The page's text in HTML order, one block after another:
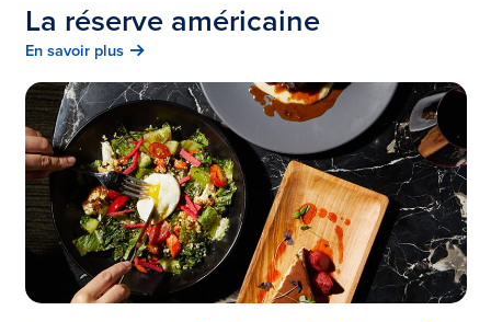
La réserve américaine
En savoir plus